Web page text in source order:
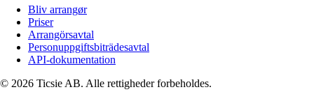
Bliv arrangør
Priser
Arrangörsavtal
Personuppgiftsbiträdesavtal
API-dokumentation
© 2026 Ticsie AB. Alle rettigheder forbeholdes.